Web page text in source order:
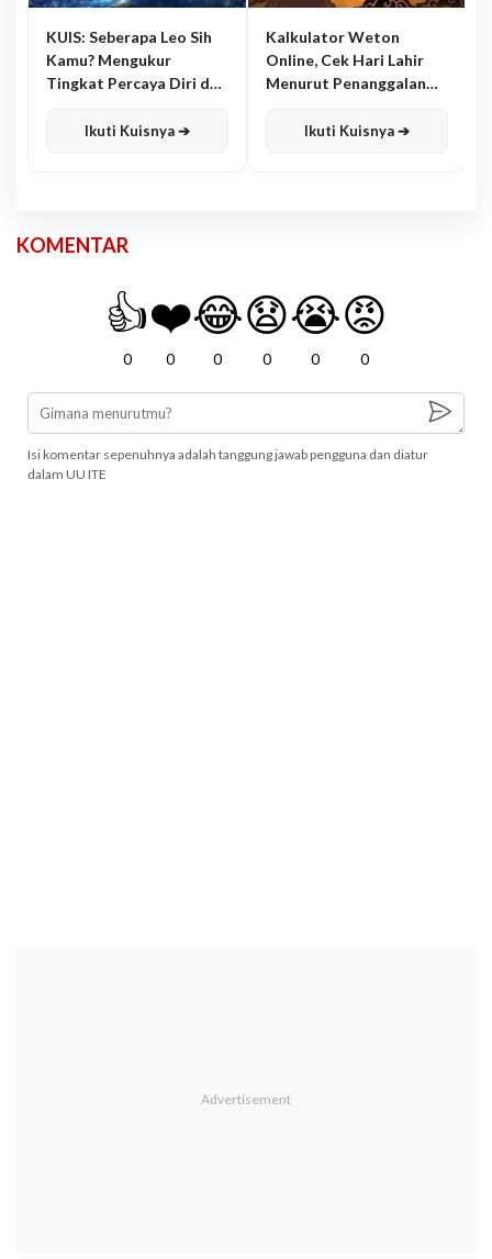
KUIS: Seberapa Leo Sih
Kamu? Mengukur
Tingkat Percaya Diri dan
Ikuti Kuisnya ➔
Kalkulator Weton
Online, Cek Hari Lahir
Menurut Penanggalan
Ikuti Kuisnya ➔
KOMENTAR
👍
0
❤️
0
😂
0
😧
0
😭
0
😡
0
Isi komentar sepenuhnya adalah tanggung jawab pengguna dan diatur
dalam UU ITE